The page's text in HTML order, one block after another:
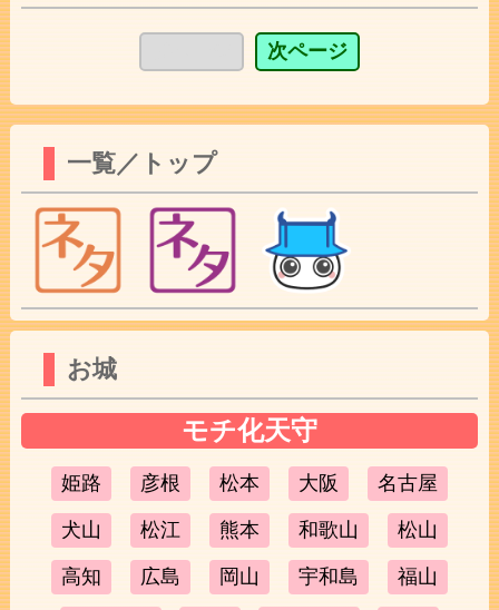
次ページ
一覧／トップ
お城
モチ化天守
姫路 彦根 松本 大阪 名古屋
犬山 松江 熊本 和歌山 松山
高知 広島 岡山 宇和島 福山